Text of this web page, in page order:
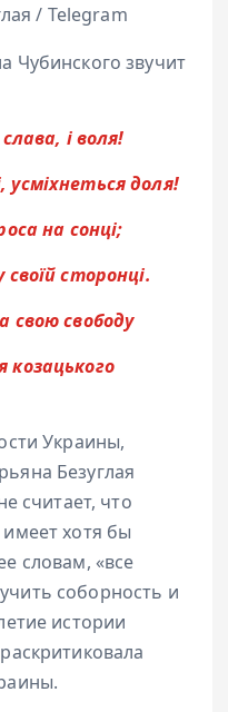
/ Telegram
Чубинского звучит
і воля!
доля!
на сонці;
сторонці.
свою свободу
Украины,
Безуглая
считает, что
хотя бы
словам, «все
соборность и
истории